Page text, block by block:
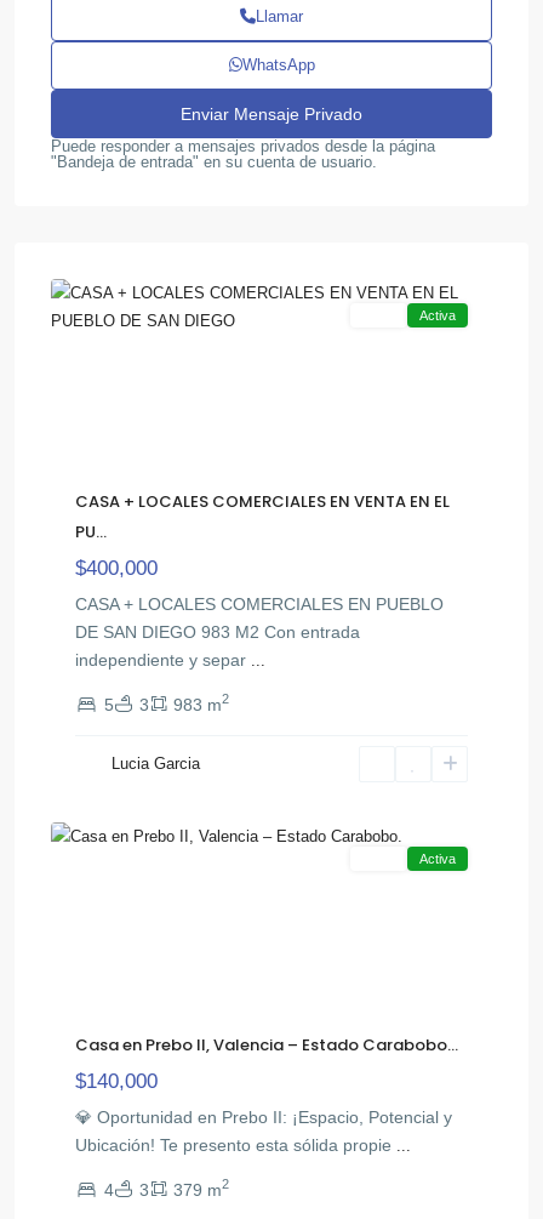
Llamar
WhatsApp
Puede responder a mensajes privados desde la página
"Bandeja de entrada" en su cuenta de usuario.
Pueblo
de
Activa
CASA + LOCALES COMERCIALES EN VENTA EN EL
PU...
$400,000
CASA + LOCALES COMERCIALES EN PUEBLO
DE SAN DIEGO 983 M2 Con entrada
independiente y separ
5 3 983 m2
Lucia Garcia
Prebo,
Activa
Casa en Prebo II, Valencia – Estado Carabobo...
$140,000
💎 Oportunidad en Prebo II: ¡Espacio, Potencial y
Ubicación! Te presento esta sólida propie
4 3 379 m2